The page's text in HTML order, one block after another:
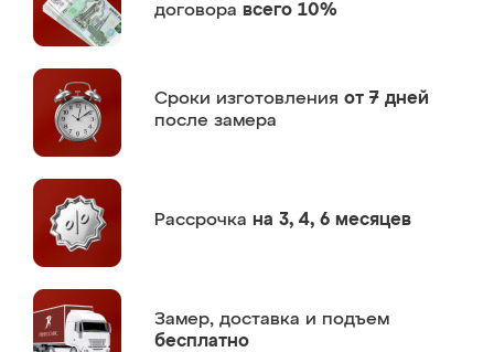
договора всего 10%
Сроки изготовления от 7 дней
после замера
Рассрочка на 3, 4, 6 месяцев
Замер, доставка и подъем
бесплатно